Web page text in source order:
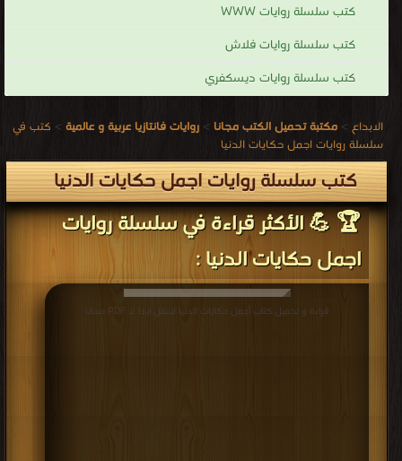
كتب سلسلة روايات WWW
كتب سلسلة روايات فلاش
كتب سلسلة روايات ديسكفري
الابداع > مكتبة تحميل الكتب مجانا > روايات فانتازيا عربية و عالمية > كتب في
سلسلة روايات اجمل حكايات الدنيا
كتب سلسلة روايات اجمل حكايات الدنيا
🏆 💪 الأكثر قراءة في سلسلة روايات
اجمل حكايات الدنيا :
قراءة و تحميل كتاب أجمل حكايات الدنيا لاتقل ابدا لا PDF مجانا